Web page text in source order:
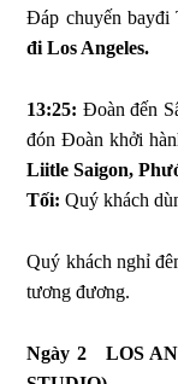
Đáp chuyến bayđi
đi Los Angeles.
13:25: Đoàn đến
đón Đoàn khởi
Liitle Saigon,
Tối:Quý khách
Quý khách nghỉ
tương đương.
Ngày 2 LOS